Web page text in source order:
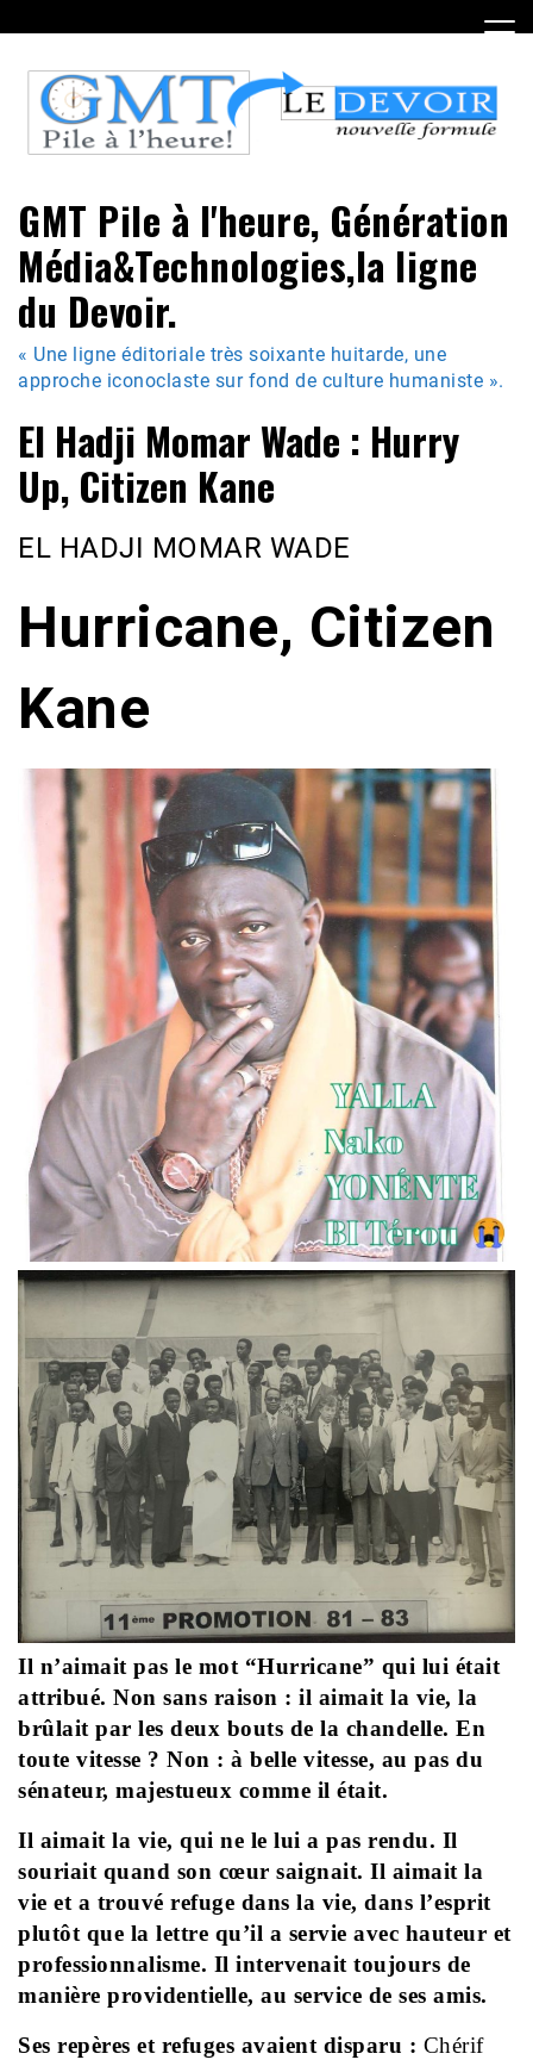
to
content
GMT Pile à l'heure, Génération
Média&Technologies,la ligne
du Devoir.
« Une ligne éditoriale très soixante huitarde, une
approche iconoclaste sur fond de culture humaniste ».
El Hadji Momar Wade : Hurry
Up, Citizen Kane
EL HADJI MOMAR WADE
Hurricane, Citizen
Kane
Il n’aimait pas le mot “Hurricane” qui lui était
attribué. Non sans raison : il aimait la vie, la
brûlait par les deux bouts de la chandelle. En
toute vitesse ? Non : à belle vitesse, au pas du
sénateur, majestueux comme il était.
Il aimait la vie, qui ne le lui a pas rendu. Il
souriait quand son cœur saignait. Il aimait la
vie et a trouvé refuge dans la vie, dans l’esprit
plutôt que la lettre qu’il a servie avec hauteur et
professionnalisme. Il intervenait toujours de
manière providentielle, au service de ses amis.
Ses repères et refuges avaient disparu : Chérif